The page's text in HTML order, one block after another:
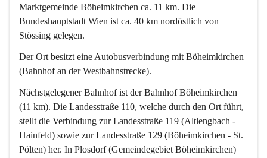
Marktgemeinde Böheimkirchen ca. 11 km. Die
Bundeshauptstadt Wien ist ca. 40 km nordöstlich von
Stössing gelegen.
Der Ort besitzt eine Autobusverbindung mit Böheimkirchen
(Bahnhof an der Westbahnstrecke).
Nächstgelegener Bahnhof ist der Bahnhof Böheimkirchen
(11 km). Die Landesstraße 110, welche durch den Ort führt,
stellt die Verbindung zur Landesstraße 119 (Altlengbach -
Hainfeld) sowie zur Landesstraße 129 (Böheimkirchen - St.
Pölten) her. In Plosdorf (Gemeindegebiet Böheimkirchen)